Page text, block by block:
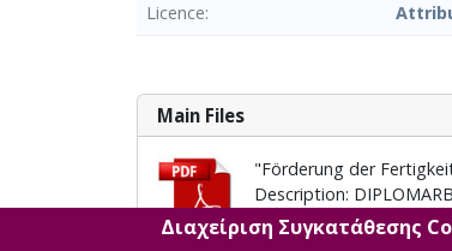
Licence
Main Files
"Förderung der
Description:
Licence:Attribution-
Size: 2.3 MB
Διαχείριση Συγκατάθεσης